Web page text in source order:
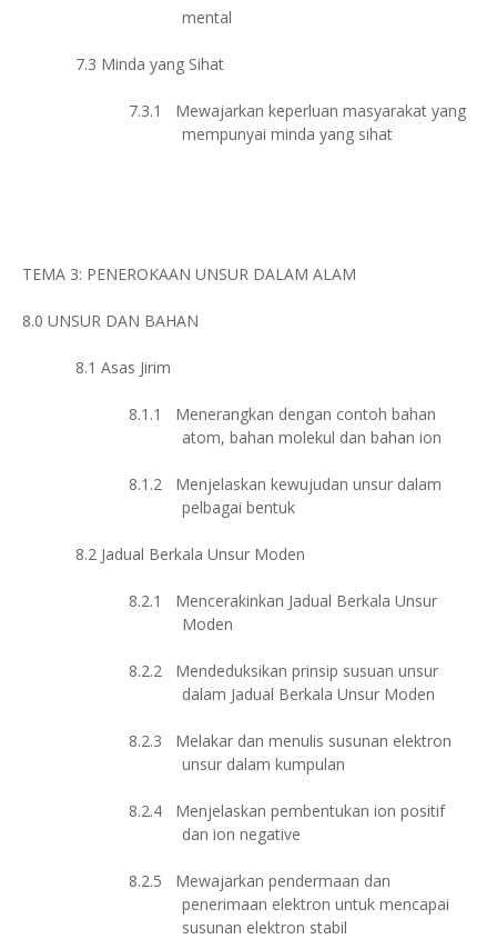
mental
7.3 Minda yang Sihat
7.3.1
Mewajarkan keperluan masyarakat yang
mempunyai minda yang sihat
TEMA 3: PENEROKAAN UNSUR DALAM ALAM
8.0 UNSUR DAN BAHAN
8.1 Asas Jirim
8.1.1
Menerangkan dengan contoh bahan
atom, bahan molekul dan bahan ion
8.1.2
Menjelaskan kewujudan unsur dalam
pelbagai bentuk
8.2 Jadual Berkala Unsur Moden
8.2.1
Mencerakinkan Jadual Berkala Unsur
Moden
8.2.2
Mendeduksikan prinsip susuan unsur
dalam Jadual Berkala Unsur Moden
8.2.3
Melakar dan menulis susunan elektron
unsur dalam kumpulan
8.2.4
Menjelaskan pembentukan ion positif
dan ion negative
8.2.5
Mewajarkan pendermaan dan
penerimaan elektron untuk mencapai
susunan elektron stabil